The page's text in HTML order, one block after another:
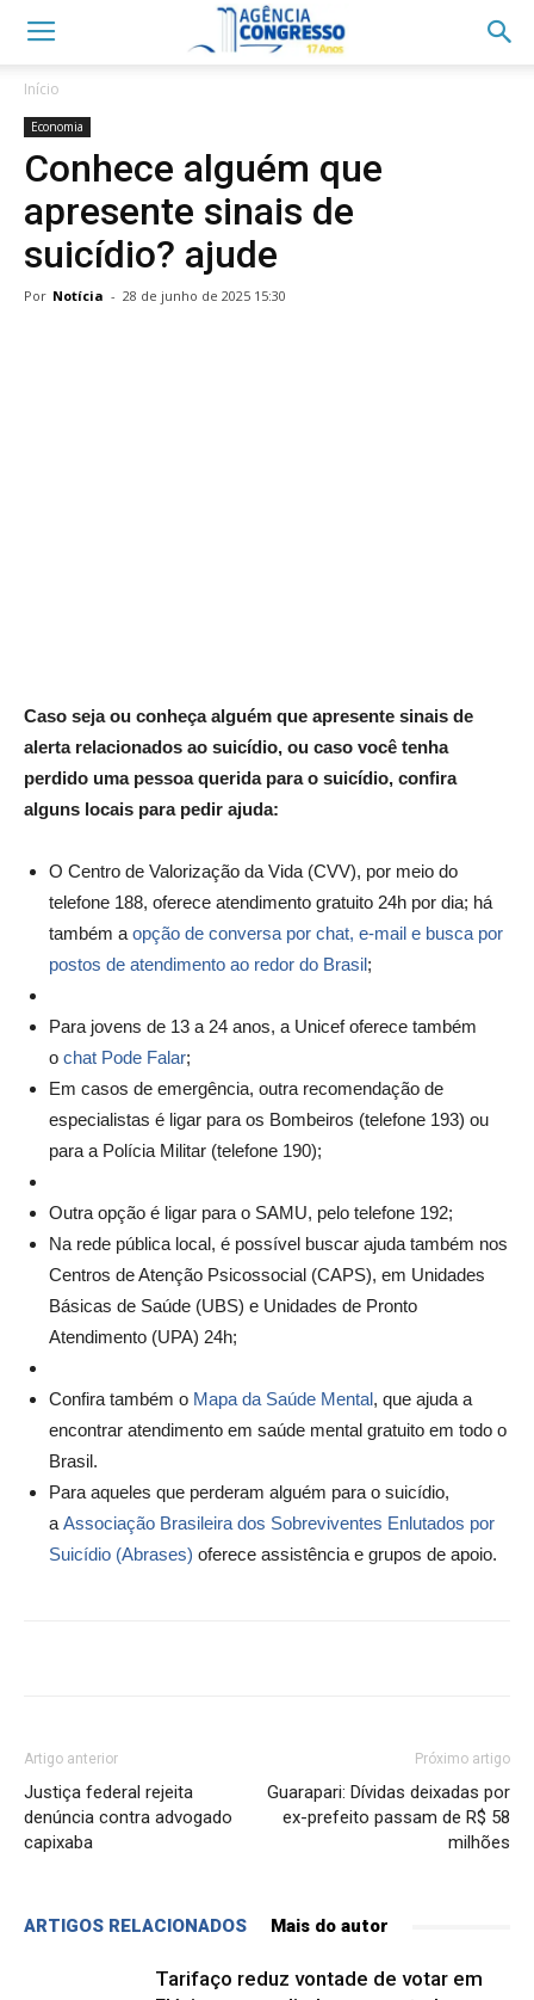
Início
Economia
Conhece alguém que
apresente sinais de
suicídio? ajude
Por Notícia - 28 de junho de 2025 15:30
Caso seja ou conheça alguém que apresente sinais de
alerta relacionados ao suicídio, ou caso você tenha
perdido uma pessoa querida para o suicídio, confira
alguns locais para pedir ajuda:
O Centro de Valorização da Vida (CVV), por meio do
telefone 188, oferece atendimento gratuito 24h por dia; há
também a opção de conversa por chat, e-mail e busca por
postos de atendimento ao redor do Brasil;
Para jovens de 13 a 24 anos, a Unicef oferece também
o chat Pode Falar;
Em casos de emergência, outra recomendação de
especialistas é ligar para os Bombeiros (telefone 193) ou
para a Polícia Militar (telefone 190);
Outra opção é ligar para o SAMU, pelo telefone 192;
Na rede pública local, é possível buscar ajuda também nos
Centros de Atenção Psicossocial (CAPS), em Unidades
Básicas de Saúde (UBS) e Unidades de Pronto
Atendimento (UPA) 24h;
Confira também o Mapa da Saúde Mental, que ajuda a
encontrar atendimento em saúde mental gratuito em todo o
Brasil.
Para aqueles que perderam alguém para o suicídio,
a Associação Brasileira dos Sobreviventes Enlutados por
Suicídio (Abrases) oferece assistência e grupos de apoio.
Artigo anterior
Justiça federal rejeita
denúncia contra advogado
capixaba
Próximo artigo
Guarapari: Dívidas deixadas por
ex-prefeito passam de R$ 58
milhões
ARTIGOS RELACIONADOS Mais do autor
Tarifaço reduz vontade de votar em